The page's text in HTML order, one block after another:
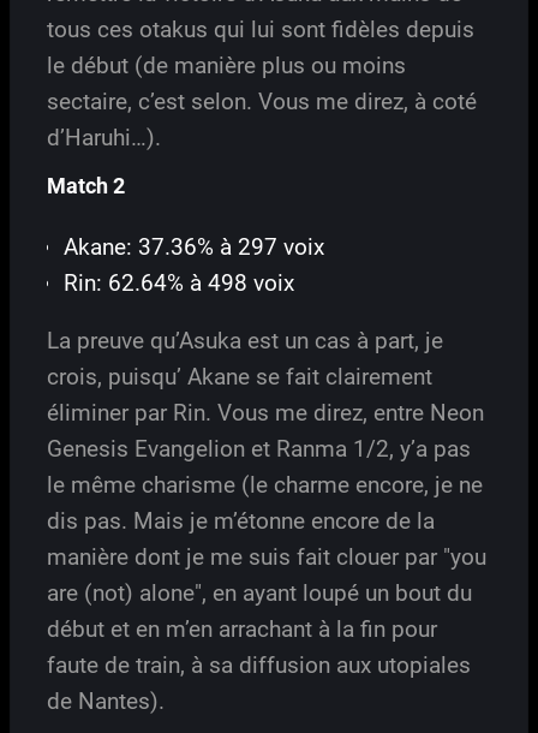
tous ces otakus qui lui sont fidèles depuis
le début (de manière plus ou moins
sectaire, c’est selon. Vous me direz, à coté
d’Haruhi…).
Match 2
Akane: 37.36% à 297 voix
Rin: 62.64% à 498 voix
La preuve qu’Asuka est un cas à part, je
crois, puisqu’ Akane se fait clairement
éliminer par Rin. Vous me direz, entre Neon
Genesis Evangelion et Ranma 1/2, y’a pas
le même charisme (le charme encore, je ne
dis pas. Mais je m’étonne encore de la
manière dont je me suis fait clouer par "you
are (not) alone", en ayant loupé un bout du
début et en m’en arrachant à la fin pour
faute de train, à sa diffusion aux utopiales
de Nantes).